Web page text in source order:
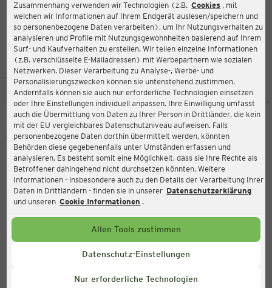
Zusammenhang verwenden wir Technologien (z.B. Cookies , mit
welchen wir Informationen auf Ihrem Endgerät auslesen/speichern und
so personenbezogene Daten verarbeiten), um Ihr Nutzungsverhalten zu
analysieren und Profile mit Nutzungsgewohnheiten basierend auf Ihrem
Surf- und Kaufverhalten zu erstellen. Wir teilen einzelne Informationen
(z.B. verschlüsselte E-Mailadressen) mit Werbepartnern wie sozialen
Netzwerken. Dieser Verarbeitung zu Analyse-, Werbe- und
Personalisierungszwecken können sie untenstehend zustimmen.
Andernfalls können sie auch nur erforderliche Technologien einsetzen
oder Ihre Einstellungen individuell anpassen. Ihre Einwilligung umfasst
auch die Übermittlung von Daten zu Ihrer Person in Drittländer, die kein
mit der EU vergleichbares Datenschutzniveau aufweisen. Falls
personenbezogene Daten dorthin übermittelt werden, könnten
Behörden diese gegebenenfalls unter Umständen erfassen und
analysieren. Es besteht somit eine Möglichkeit, dass sie Ihre Rechte als
Betroffener dahingehend nicht durchsetzen könnten. Weitere
Informationen - insbesondere auch zu den Details der Verarbeitung Ihrer
Daten in Drittländern - finden sie in unserer Datenschutzerklärung
und unseren Cookie Informationen .
Allen Tools zustimmen
Datenschutz-Einstellungen
Nur erforderliche Technologien
ERNSTING'S FAMILY FILIALE
Hauptstr. 35
41747 Viersen
4,3
Bewertung:
STANDORT SERVICES SORTIMENT AKTIONEN
Ernsting's family
Hauptstr. 35, 41747 Viersen
Aktuell:
Geschlossen
Service Hotline
+43 (0) 1 2675 502